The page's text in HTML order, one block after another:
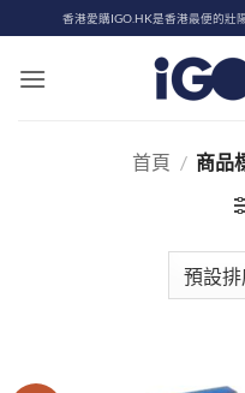
to
content
香港愛購IGO.HK是香港最便的壯
首頁 / 商品